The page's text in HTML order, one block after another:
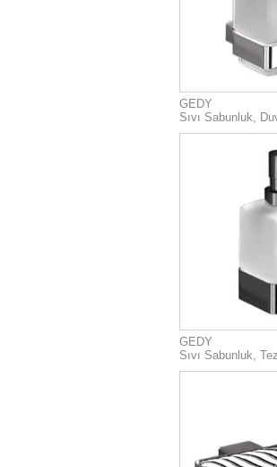
GEDY
Sıvı Sabunluk,
GEDY
Sıvı Sabunluk,